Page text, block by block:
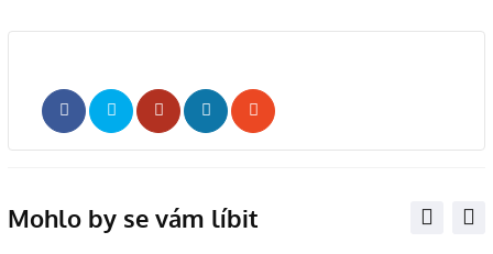
WhatsappShare
via
Print
Mohlo by se vám líbit